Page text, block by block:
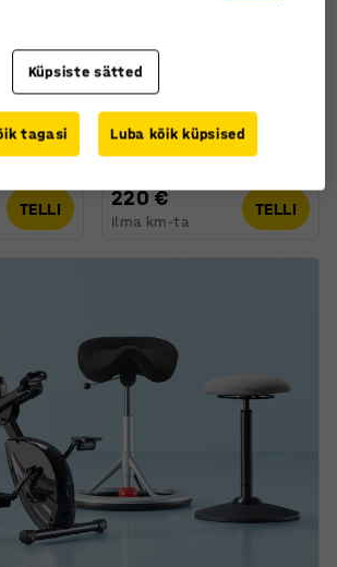
mm,
TELLI
Laua vahesein ZONE,
1200 x 650 x 36 mm,
mustad kinnitused,
kangas Hush, helehall
Art. nr.:1211312
220 €
Ilma km-ta
TELLI
Küpsiste sätted
tagasi Luba kõik küpsised